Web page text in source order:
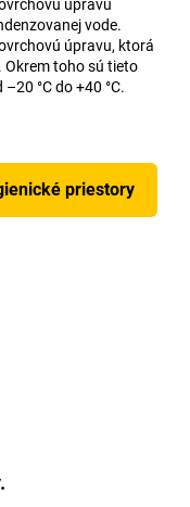
úpravu
vode.
úpravu, ktorá
Okrem toho sú tieto
°C do +40 °C.
priestory